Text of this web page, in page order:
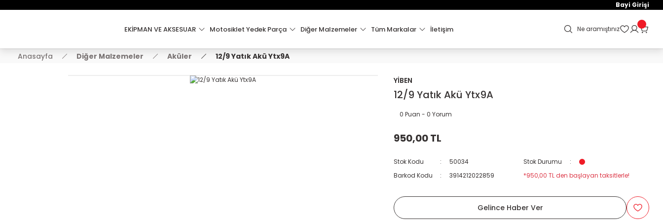
2000 TL VE ÜZERİ KARGO ÜCRETSİZ !
Bayi Girişi
EKİPMAN VE AKSESUAR Motosiklet Yedek Parça Diğer Malzemeler Tüm Markalar İletişim Ne aramıştınız
Anasayfa Diğer Malzemeler Aküler 12/9 Yatık Akü Ytx9A
YİBEN
12/9 Yatık Akü Ytx9A
0 Puan - 0 Yorum
950,00 TL
Stok Kodu 50034
Stok Durumu
Barkod Kodu
3914212022859 *950,00 TL den başlayan taksitlerle!
Gelince Haber Ver